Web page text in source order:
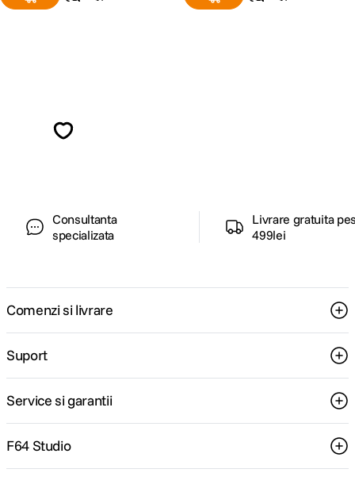
Consultanta
specializata
Livrare gratuita
499lei
Comenzi si livrare
Suport
Service si garantii
F64 Studio